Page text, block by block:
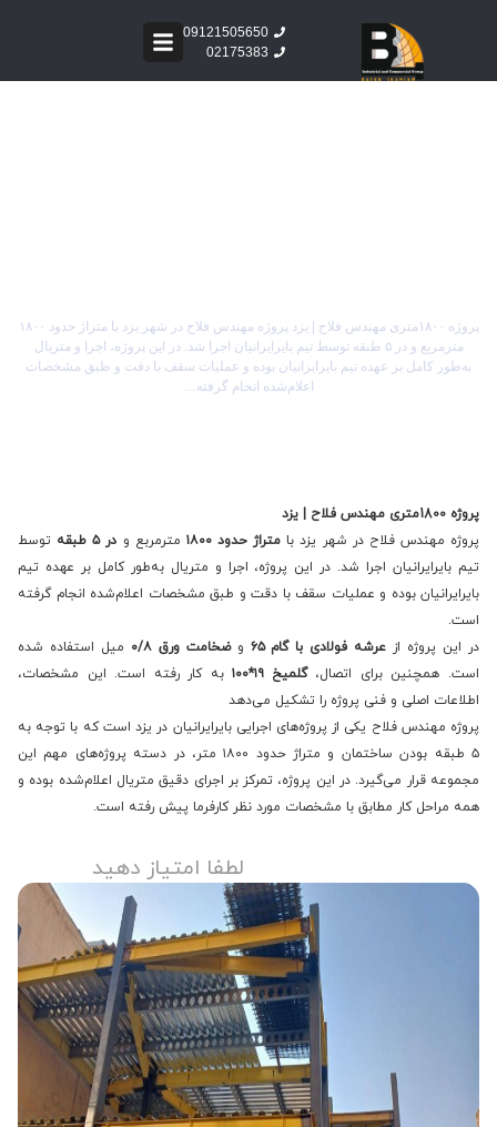
09121505650
02175383
پروژه ۱۸۰۰متری مهندس فلاح | یزد پروژه مهندس فلاح در شهر یزد با متراژ حدود ۱۸۰۰
مترمربع و در ۵ طبقه توسط تیم بایرایرانیان اجرا شد. در این پروژه، اجرا و متریال
به‌طور کامل بر عهده تیم بایرایرانیان بوده و عملیات سقف با دقت و طبق مشخصات
اعلام‌شده انجام گرفته…
پروژه 1800متری مهندس فلاح | یزد
پروژه مهندس فلاح در شهر یزد با متراژ حدود ۱۸۰۰ مترمربع و در ۵ طبقه
توسط
تیم بایرایرانیان اجرا شد. در این پروژه، اجرا و متریال به‌طور کامل بر عهده تیم
بایرایرانیان بوده و عملیات سقف با دقت و طبق مشخصات اعلام‌شده انجام گرفته
است.
در این پروژه از عرشه فولادی با گام ۶۵ وضخامت ورق ۰/۸
میل استفاده شده
است. همچنین برای اتصال،گلمیخ ۱۹*۱۰۰
به کار رفته است. این مشخصات،
اطلاعات اصلی و فنی پروژه را تشکیل می‌دهد
پروژه مهندس فلاح یکی از پروژه‌های اجرایی بایرایرانیان در یزد است که با توجه به
۵ طبقه بودن ساختمان و متراژ حدود ۱۸۰۰ متر، در دسته پروژه‌های مهم این
مجموعه قرار می‌گیرد. در این پروژه، تمرکز بر اجرای دقیق متریال اعلام‌شده بوده و
همه مراحل کار مطابق با مشخصات مورد نظر کارفرما پیش رفته است.
لطفا امتیاز دهید